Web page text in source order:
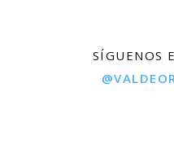
SÍGUENOS